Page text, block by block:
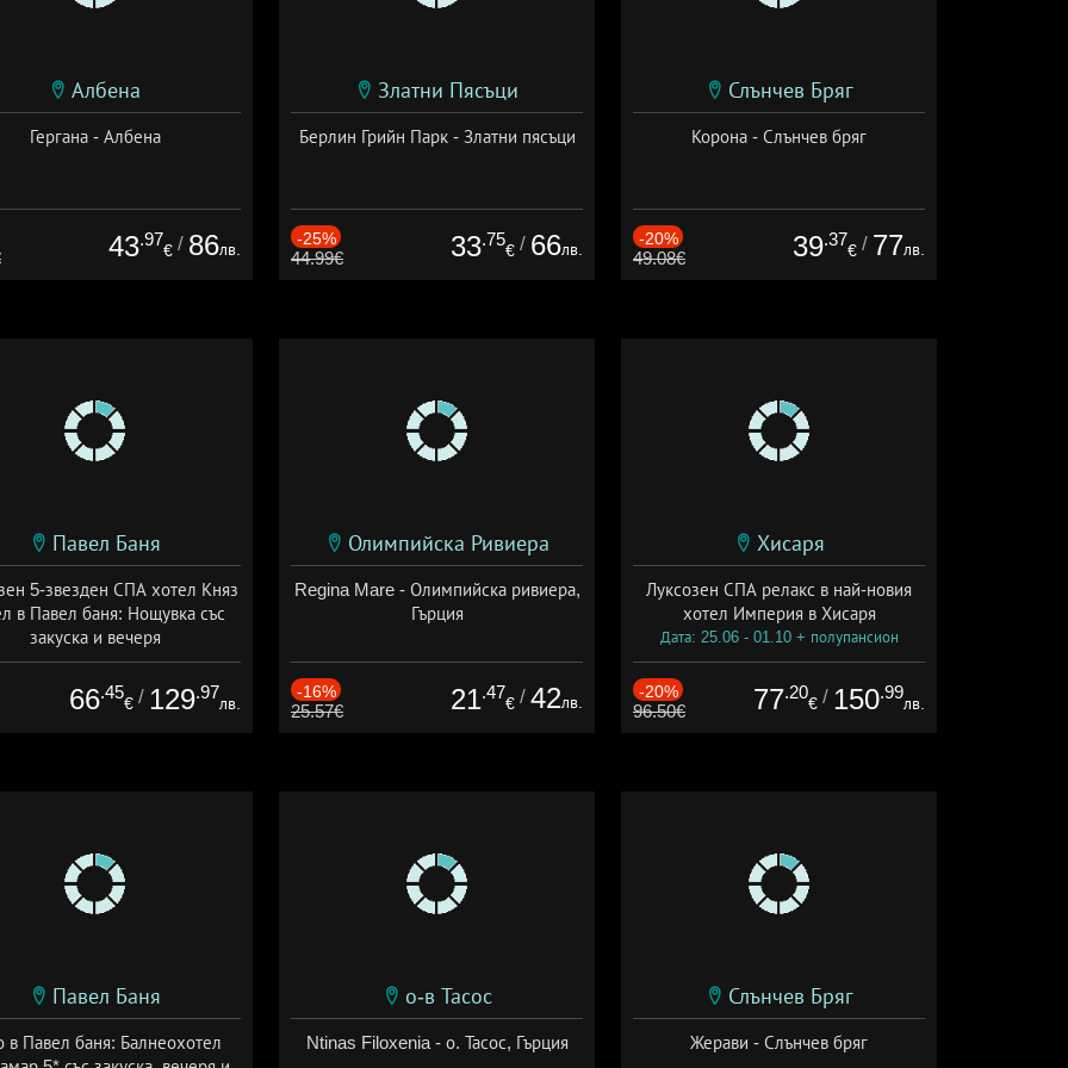
Албена
Гергана - Албена
43.97
€ / 86лв.
Златни Пясъци
Берлин Грийн Парк - Златни пясъци
-25%
44.99€ 33.75
€ / 66лв.
Слънчев Бряг
Корона - Слънчев бряг
-20%
49.08€ 39.37
€ / 77лв.
Павел Баня
5-звезден СПА хотел Княз
в Павел баня: Нощувка със
закуска и вечеря
17.07 - 22.12 + полупансион
66.45
€ / 129.97
лв.
Олимпийска Ривиера
Regina Mare - Олимпийска ривиера,
Гърция
-16%
25.57€ 21.47
€ / 42лв.
Хисаря
Луксозен СПА релакс в най-новия
хотел Империя в Хисаря
Дата: 25.06 - 01.10 + полупансион
-20%
96.50€ 77.20
€ / 150.99
лв.
Павел Баня
в Павел баня: Балнеохотел
о-в Тасос
Ntinas Filoxenia - о. Тасос, Гърция
Слънчев Бряг
Жерави - Слънчев бряг